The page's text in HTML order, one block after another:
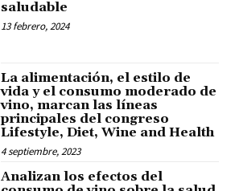
saludable
13 febrero, 2024
La alimentación, el estilo de
vida y el consumo moderado de
vino, marcan las líneas
principales del congreso
Lifestyle, Diet, Wine and Health
4 septiembre, 2023
Analizan los efectos del